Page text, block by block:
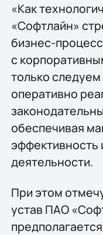
«Как
«Софтлайн»
бизнес-
с
только
оперативно
обеспечивая
эффективность
деятельности.
При этом
устав ПАО